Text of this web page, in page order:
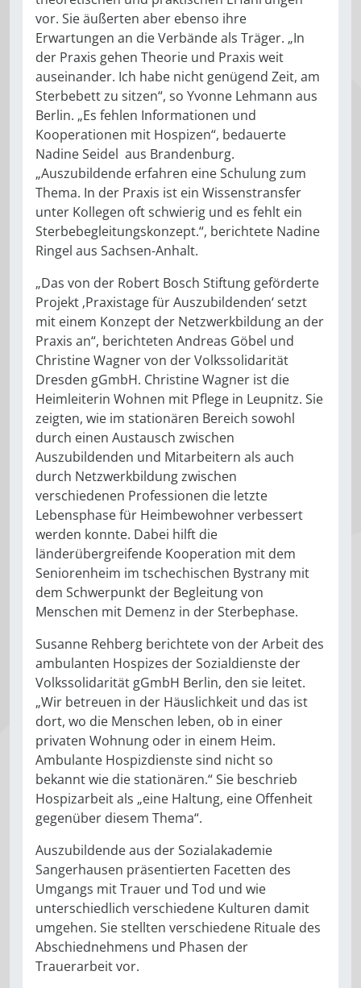
vor. Sie äußerten aber ebenso ihre
Erwartungen an die Verbände als Träger. „In
der Praxis gehen Theorie und Praxis weit
auseinander. Ich habe nicht genügend Zeit, am
Sterbebett zu sitzen“, so Yvonne Lehmann aus
Berlin. „Es fehlen Informationen und
Kooperationen mit Hospizen“, bedauerte
Nadine Seidel aus Brandenburg.
„Auszubildende erfahren eine Schulung zum
Thema. In der Praxis ist ein Wissenstransfer
unter Kollegen oft schwierig und es fehlt ein
Sterbebegleitungskonzept.“, berichtete Nadine
Ringel aus Sachsen-Anhalt.
„Das von der Robert Bosch Stiftung geförderte
Projekt ‚Praxistage für Auszubildenden‘ setzt
mit einem Konzept der Netzwerkbildung an der
Praxis an“, berichteten Andreas Göbel und
Christine Wagner von der Volkssolidarität
Dresden gGmbH. Christine Wagner ist die
Heimleiterin Wohnen mit Pflege in Leupnitz. Sie
zeigten, wie im stationären Bereich sowohl
durch einen Austausch zwischen
Auszubildenden und Mitarbeitern als auch
durch Netzwerkbildung zwischen
verschiedenen Professionen die letzte
Lebensphase für Heimbewohner verbessert
werden konnte. Dabei hilft die
länderübergreifende Kooperation mit dem
Seniorenheim im tschechischen Bystrany mit
dem Schwerpunkt der Begleitung von
Menschen mit Demenz in der Sterbephase.
Susanne Rehberg berichtete von der Arbeit des
ambulanten Hospizes der Sozialdienste der
Volkssolidarität gGmbH Berlin, den sie leitet.
„Wir betreuen in der Häuslichkeit und das ist
dort, wo die Menschen leben, ob in einer
privaten Wohnung oder in einem Heim.
Ambulante Hospizdienste sind nicht so
bekannt wie die stationären.“ Sie beschrieb
Hospizarbeit als „eine Haltung, eine Offenheit
gegenüber diesem Thema“.
Auszubildende aus der Sozialakademie
Sangerhausen präsentierten Facetten des
Umgangs mit Trauer und Tod und wie
unterschiedlich verschiedene Kulturen damit
umgehen. Sie stellten verschiedene Rituale des
Abschiednehmens und Phasen der
Trauerarbeit vor.